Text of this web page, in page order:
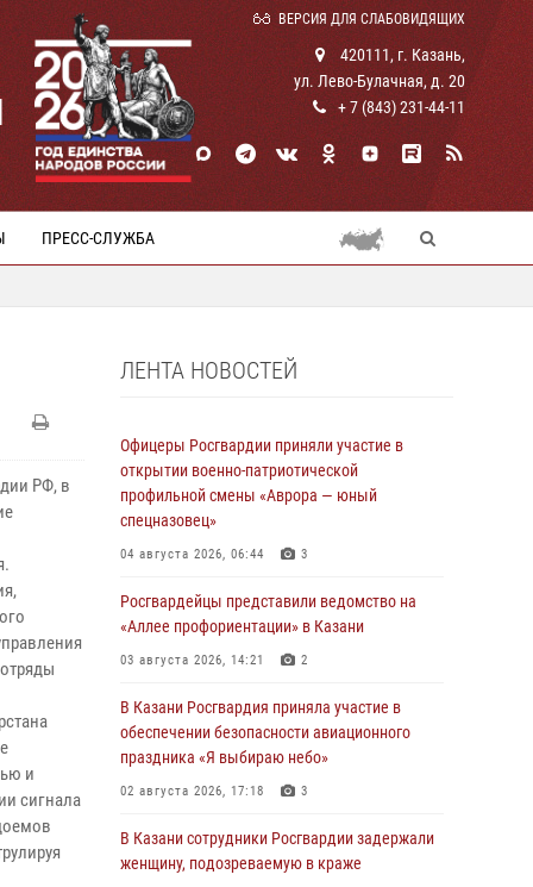
ВЕРСИЯ ДЛЯ СЛАБОВИДЯЩИХ
420111, г. Казань,
ул. Лево-Булачная, д. 20
+ 7 (843) 231-44-11
ПРЕСС-СЛУЖБА
РФ, в
и
сигнала
ЛЕНТА НОВОСТЕЙ
Офицеры Росгвардии приняли участие в
открытии военно-патриотической
профильной смены «Аврора — юный
спецназовец»
04 августа 2026, 06:44 3
Росгвардейцы представили ведомство на
«Аллее профориентации» в Казани
03 августа 2026, 14:21 2
В Казани Росгвардия приняла участие в
обеспечении безопасности авиационного
праздника «Я выбираю небо»
02 августа 2026, 17:18 3
В Казани сотрудники Росгвардии задержали
женщину, подозреваемую в краже